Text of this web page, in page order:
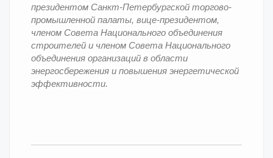
президентом Санкт-Петербургской торгово-
промышленной палаты, вице-президентом,
членом Совета Национального объединения
строителей и членом Совета Национального
объединения организаций в области
энергосбережения и повышения энергетической
эффективности.